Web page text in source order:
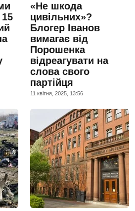
«Не шкода
цивільних»?
Блогер Іванов
вимагає від
Порошенка
відреагувати на
слова свого
партійця
11 квiтня, 2025, 13:56